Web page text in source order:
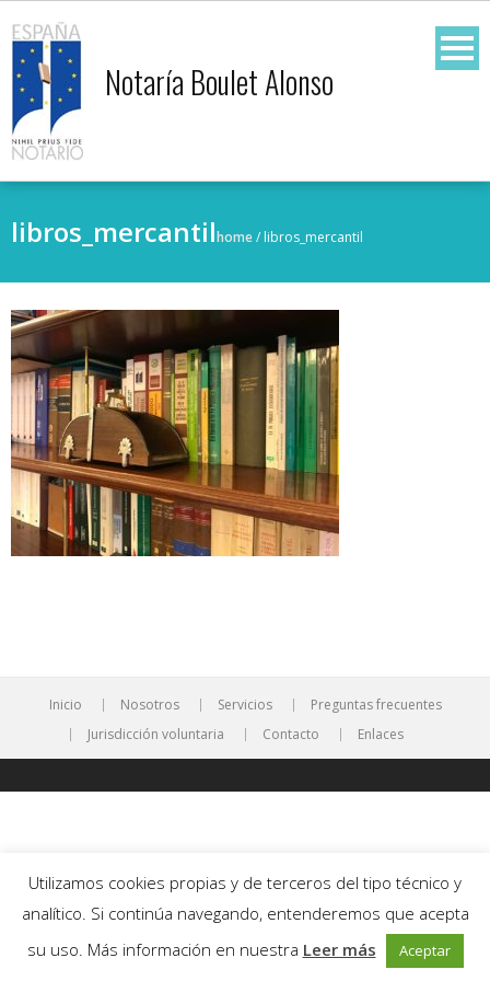
Notaría Boulet Alonso
libros_mercantilhome/ libros_mercantil
Inicio Nosotros Servicios
Preguntas frecuentes
Jurisdicción voluntaria
Contacto Enlaces
Utilizamos cookies propias y de terceros del tipo técnico y
analítico. Si continúa navegando, entenderemos que acepta
su uso. Más información en nuestra Leer más Aceptar